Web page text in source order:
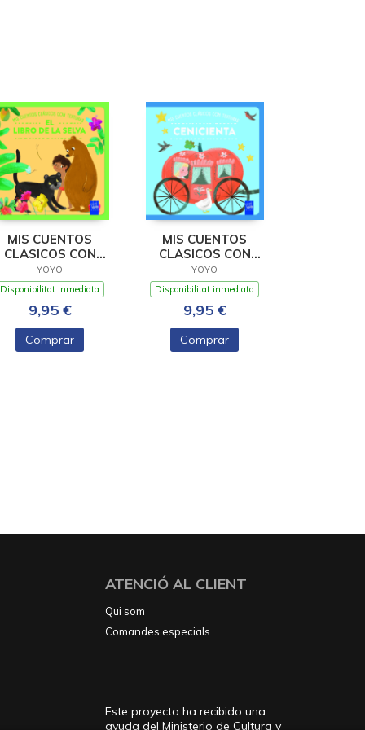
MIS CUENTOS
CLASICOS CON
EL LIBRO
DE LA
YOYO
Disponibilitat inmediata
9,95 €
Comprar
MIS CUENTOS
CLASICOS CON
TEXTURAS.
CENICIENTA
YOYO
Disponibilitat inmediata
9,95 €
Comprar
ATENCIÓ AL CLIENT
Qui som
Comandes especials
Este proyecto ha recibido una
ayuda del Ministerio de Cultura y